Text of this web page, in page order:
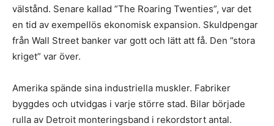
välstånd. Senare kallad ”The Roaring Twenties”, var det
en tid av exempellös ekonomisk expansion. Skuldpengar
från Wall Street banker var gott och lätt att få. Den ”stora
kriget” var över.
Amerika spände sina industriella muskler. Fabriker
byggdes och utvidgas i varje större stad. Bilar började
rulla av Detroit monteringsband i rekordstort antal.